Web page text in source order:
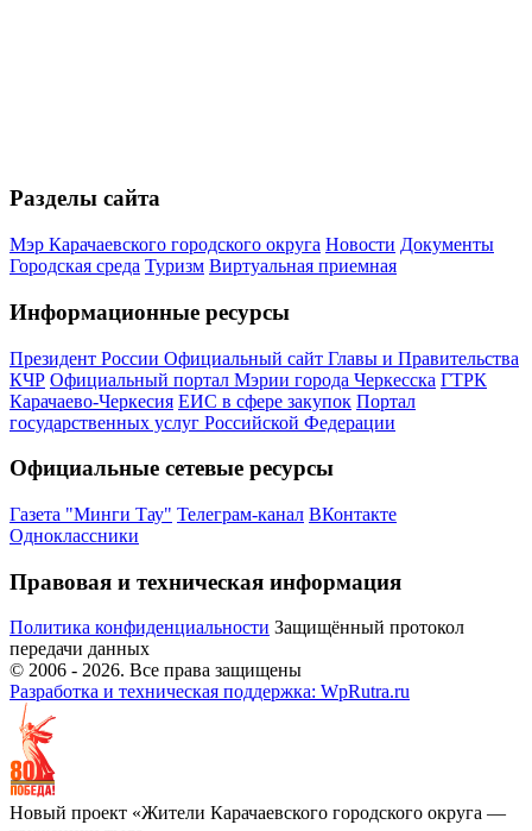
Разделы сайта
Мэр Карачаевского городского округа Новости Документы
Городская среда Туризм Виртуальная приемная
Информационные ресурсы
Президент России Официальный сайт Главы и Правительства
КЧР Официальный портал Мэрии города Черкесска ГТРК
Карачаево-Черкесия ЕИС в сфере закупок Портал
государственных услуг Российской Федерации
Официальные сетевые ресурсы
Газета "Минги Тау" Телеграм-канал ВКонтакте
Одноклассники
Правовая и техническая информация
Политика конфиденциальности Защищённый протокол
передачи данных
© 2006 - 2026. Все права защищены
Разработка и техническая поддержка: WpRutra.ru
Новый проект «Жители Карачаевского городского округа —